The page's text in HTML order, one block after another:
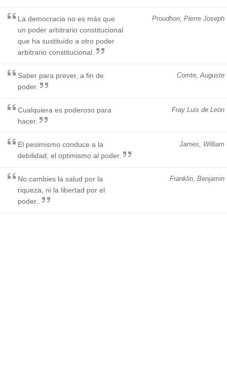
Proudhon, Pierre Joseph
La democracia no es más que
un poder arbitrario constitucional
que ha sustituído a otro poder
arbitrario constitucional.
Comte, Auguste
Saber para prever, a fin de
poder.
Fray Luis de León
Cualquiera es poderoso para
hacer.
James, William
El pesimismo conduce a la
debilidad; el optimismo al poder.
Franklin, Benjamin
No cambies la salud por la
riqueza, ni la libertad por el
poder..